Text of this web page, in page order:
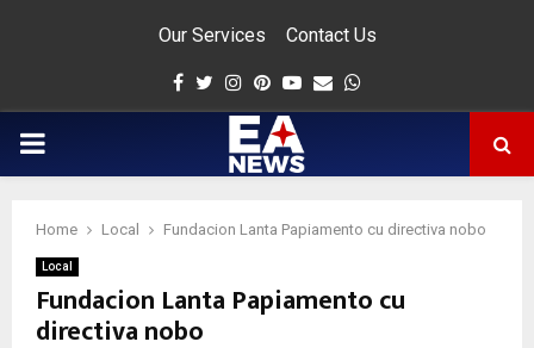
Our Services Contact Us
Facebook
Twitter
Instagram
Pinterest
Youtube
Email
PRIMARY
Home Local Fundacion Lanta Papiamento cu directiva nobo
Local
Fundacion Lanta Papiamento cu
directiva nobo